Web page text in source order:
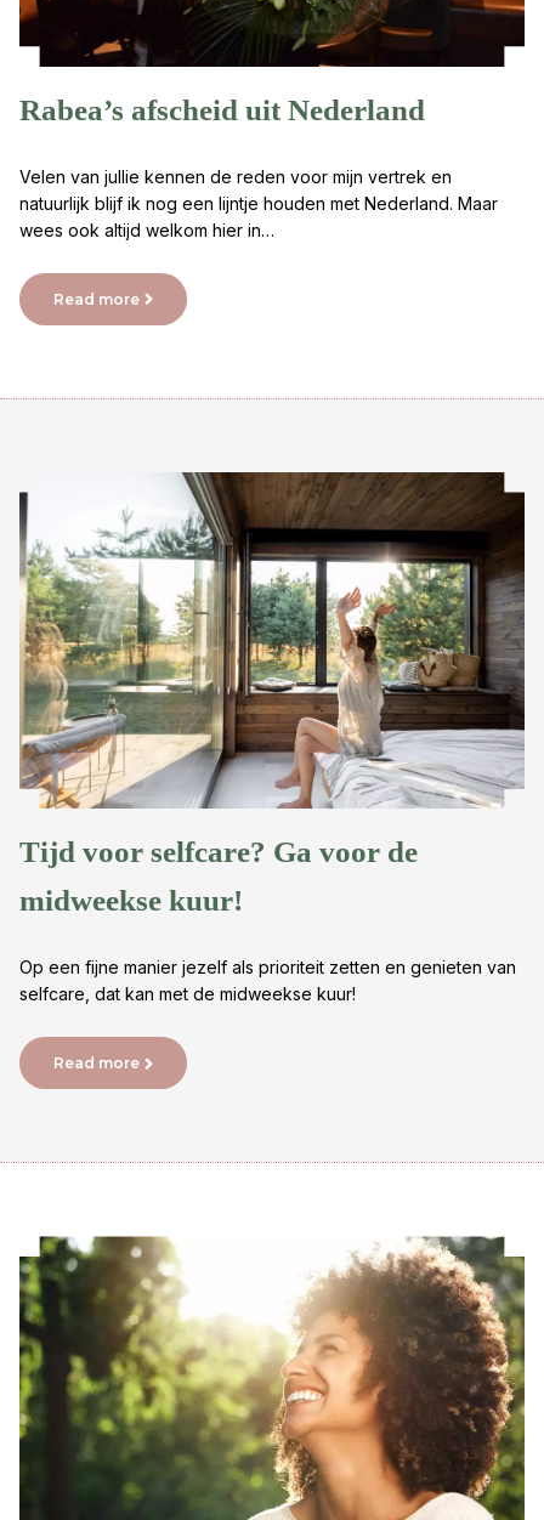
Rabea’s afscheid uit Nederland
Velen van jullie kennen de reden voor mijn vertrek en
natuurlijk blijf ik nog een lijntje houden met Nederland. Maar
wees ook altijd welkom hier in…
Read more
Tijd voor selfcare? Ga voor de
midweekse kuur!
Op een fijne manier jezelf als prioriteit zetten en genieten van
selfcare, dat kan met de midweekse kuur!
Read more